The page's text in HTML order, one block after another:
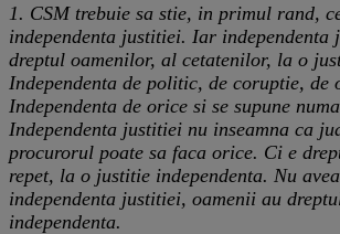
1. CSM trebuie sa stie, in primul rand,
independenta justitiei. Iar independenta
dreptul oamenilor, al cetatenilor, la o
Independenta de politic, de coruptie, de
Independenta de orice si se supune
Independenta justitiei nu inseamna ca
procurorul poate sa faca orice. Ci e
repet, la o justitie independenta. Nu
independenta justitiei, oamenii au
independenta.